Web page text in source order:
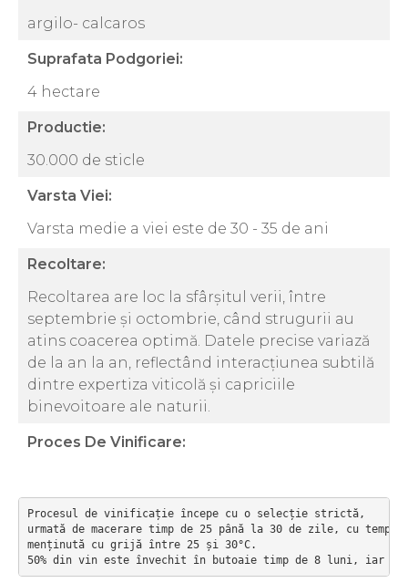
argilo- calcaros
Suprafata Podgoriei:
4 hectare
Productie:
30.000 de sticle
Varsta Viei:
Varsta medie a viei este de 30 - 35 de ani
Recoltare:
Recoltarea are loc la sfârșitul verii, între
septembrie și octombrie, când strugurii au
atins coacerea optimă. Datele precise variază
de la an la an, reflectând interacțiunea subtilă
dintre expertiza viticolă și capriciile
binevoitoare ale naturii.
Proces De Vinificare:
Procesul de vinificație începe cu o selecție strictă,
urmată de macerare timp de 25 până la 30 de zile, cu
menținută cu grijă între 25 și 30°C.
50% din vin este învechit în butoaie timp de 8 luni, iar